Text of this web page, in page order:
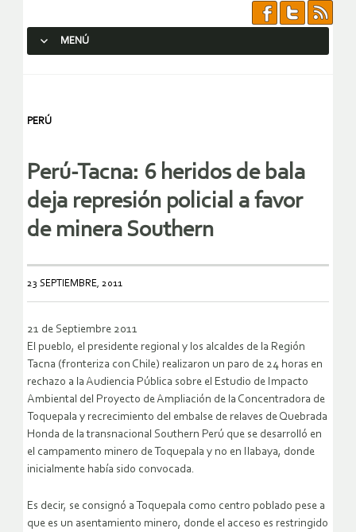
MENÚ
PERÚ
Perú-Tacna: 6 heridos de bala
deja represión policial a favor
de minera Southern
23 SEPTIEMBRE, 2011
21 de Septiembre 2011
El pueblo, el presidente regional y los alcaldes de la Región
Tacna (fronteriza con Chile) realizaron un paro de 24 horas en
rechazo a la Audiencia Pública sobre el Estudio de Impacto
Ambiental del Proyecto de Ampliación de la Concentradora de
Toquepala y recrecimiento del embalse de relaves de Quebrada
Honda de la transnacional Southern Perú que se desarrolló en
el campamento minero de Toquepala y no en Ilabaya, donde
inicialmente había sido convocada.
Es decir, se consignó a Toquepala como centro poblado pese a
que es un asentamiento minero, donde el acceso es restringido